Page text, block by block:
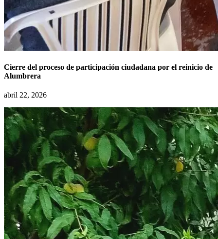
Cierre del proceso de participación ciudadana por el reinicio de
Alumbrera
abril 22, 2026